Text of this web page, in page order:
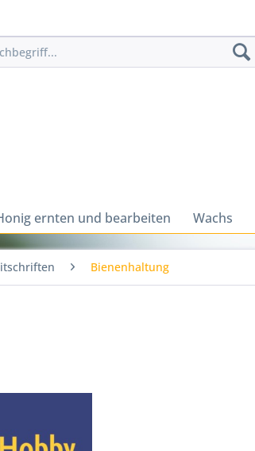
ernten und bearbeiten Wachs
Bienenhaltung